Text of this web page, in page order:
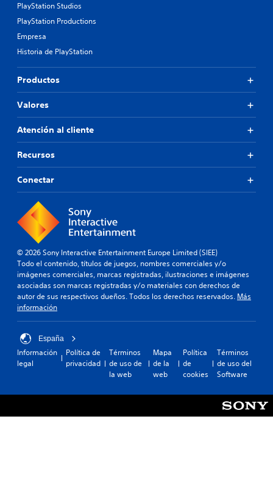
PlayStation Studios
PlayStation Productions
Empresa
Historia de PlayStation
Productos
Valores
Atención al cliente
Recursos
Conectar
© 2026 Sony Interactive Entertainment Europe Limited (SIEE)
Todo el contenido, títulos de juegos, nombres comerciales y/o
imágenes comerciales, marcas registradas, ilustraciones e imágenes
asociadas son marcas registradas y/o materiales con derechos de
autor de sus respectivos dueños. Todos los derechos reservados. Más
información
España
Información
legal
Política de
privacidad
Términos
de uso de
la web
Mapa
de la
web
Política
de
cookies
Términos
de uso del
Software